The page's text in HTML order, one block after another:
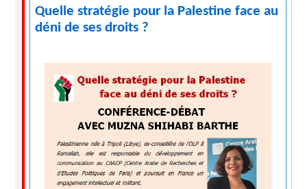
Quelle stratégie pour la Palestine face au
déni de ses droits ?